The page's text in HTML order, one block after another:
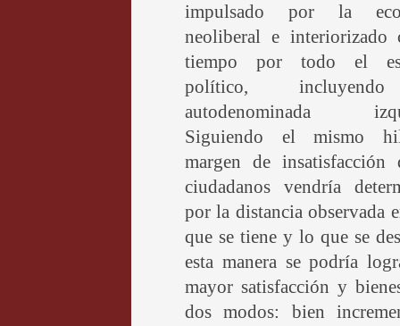
impulsado por la
neoliberal e interiorizado
tiempo por todo el
político,
autodenominada
Siguiendo el mismo
margen de insatisfacción
ciudadanos vendría
por la distancia observada
que se tiene y lo que se
esta manera se podría
mayor satisfacción y
dos modos: bien